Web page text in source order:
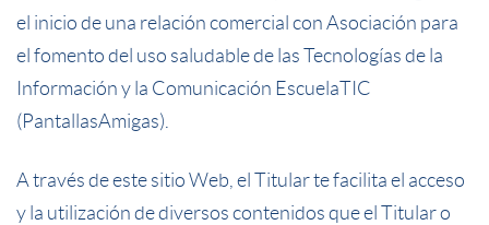
el inicio de una relación comercial con Asociación para
el fomento del uso saludable de las Tecnologías de la
Información y la Comunicación EscuelaTIC
(PantallasAmigas).
A través de este sitio Web, el Titular te facilita el acceso
y la utilización de diversos contenidos que el Titular o